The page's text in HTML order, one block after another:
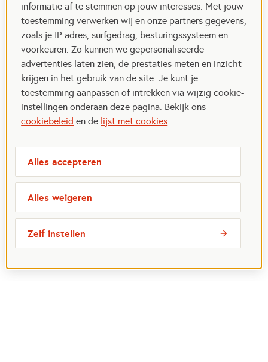
informatie af te stemmen op jouw interesses. Met jouw
toestemming verwerken wij en onze partners gegevens,
zoals je IP-adres, surfgedrag, besturingssysteem en
voorkeuren. Zo kunnen we gepersonaliseerde
advertenties laten zien, de prestaties meten en inzicht
krijgen in het gebruik van de site. Je kunt je
toestemming aanpassen of intrekken via wijzig cookie-
instellingen onderaan deze pagina. Bekijk ons
cookiebeleid en de lijst met cookies.
Alles accepteren
Alles weigeren
Zelf instellen